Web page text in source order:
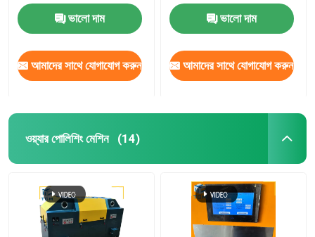
ভালো দাম
আমাদের সাথে যোগাযোগ করুন
ভালো দাম
আমাদের সাথে যোগাযোগ করুন
ওয়্যার পোলিশিং মেশিন (14)